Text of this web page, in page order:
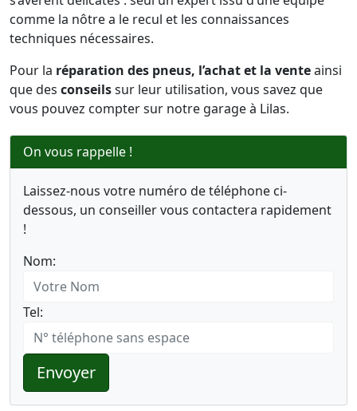
comme la nôtre a le recul et les connaissances
techniques nécessaires.
Pour la réparation des pneus, l’achat et la venteainsi
que des conseilssur leur utilisation, vous savez que
vous pouvez compter sur notre garage à Lilas.
On vous rappelle !
Laissez-nous votre numéro de téléphone ci-
dessous, un conseiller vous contactera rapidement
!
Nom:
Tel:
Envoyer